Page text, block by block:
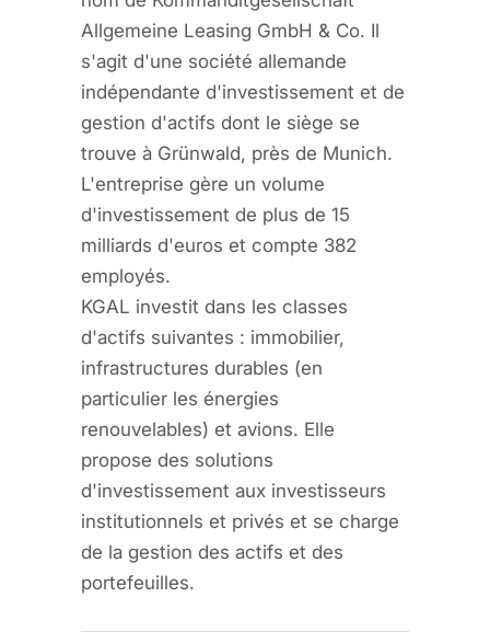
Allgemeine Leasing GmbH & Co. Il
s'agit d'une société allemande
indépendante d'investissement et de
gestion d'actifs dont le siège se
trouve à Grünwald, près de Munich.
L'entreprise gère un volume
d'investissement de plus de 15
milliards d'euros et compte 382
employés.
KGAL investit dans les classes
d'actifs suivantes : immobilier,
infrastructures durables (en
particulier les énergies
renouvelables) et avions. Elle
propose des solutions
d'investissement aux investisseurs
institutionnels et privés et se charge
de la gestion des actifs et des
portefeuilles.